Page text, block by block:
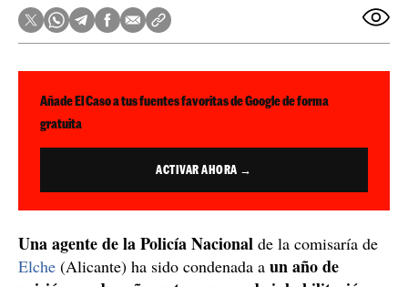
Añade El Caso a tus fuentes favoritas de Google de forma
gratuita
ACTIVAR AHORA →
Una agente de la Policía Nacional de la comisaría de
Elche (Alicante) ha sido condenada a un año de